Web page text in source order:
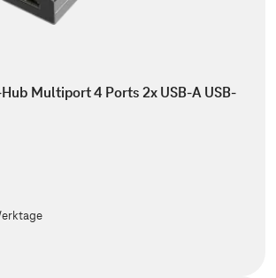
Multiport 4 Ports 2x USB-A USB-